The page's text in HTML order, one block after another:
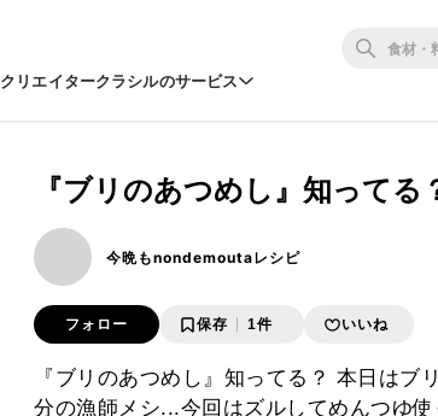
クリエイタークラシルのサービス
『ブリのあつめし』知ってる
今晩もnondemoutaレシピ
フォロー 保存 1件 いいね
『ブリのあつめし』知ってる？ 本日はブ
分の漁師メシ...今回はズルしてめんつゆ